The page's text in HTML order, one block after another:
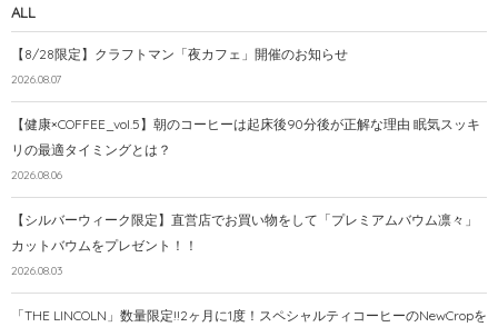
ALL
【8/28限定】クラフトマン「夜カフェ」開催のお知らせ
2026.08.07
【健康×COFFEE_vol.5】朝のコーヒーは起床後90分後が正解な理由 眠気スッキ
リの最適タイミングとは？
2026.08.06
【シルバーウィーク限定】直営店でお買い物をして「プレミアムバウム凛々」
カットバウムをプレゼント！！
2026.08.03
「THE LINCOLN」数量限定!!2ヶ月に1度！スペシャルティコーヒーのNewCropを